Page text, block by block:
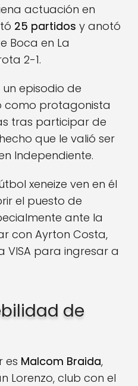
actuación en
25 partidos y anotó
Boca en La
2-1.
episodio de
como protagonista
tras participar de
que le valió ser
Independiente.
xeneize ven en él
el puesto de
ante la
con Ayrton Costa,
VISA para ingresar a
de
es Malcom Braida,
Lorenzo, club con el